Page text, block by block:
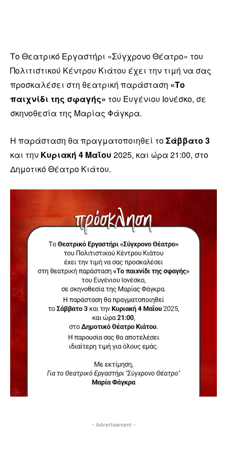
Το Θεατρικό Εργαστήρι «Σύγχρονο Θέατρο» του
Πολιτιστικού Κέντρου Κιάτου έχει την τιμή να σας
προσκαλέσει στη θεατρική παράσταση «Το
παιχνίδι της σφαγής» του Ευγένιου Ιονέσκο, σε
σκηνοθεσία της Μαρίας Φάγκρα.
Η παράσταση θα πραγματοποιηθεί τοΣάββατο 3
και την Κυριακή 4 Μαΐου 2025, και ώρα 21:00, στο
Δημοτικό Θέατρο Κιάτου.
- Advertisement -